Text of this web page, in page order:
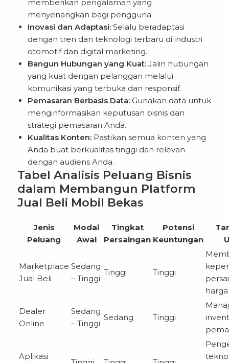
memberikan pengalaman yang
menyenangkan bagi pengguna.
Inovasi dan Adaptasi: Selalu beradaptasi
dengan tren dan teknologi terbaru di industri
otomotif dan digital marketing.
Bangun Hubungan yang Kuat: Jalin hubungan
yang kuat dengan pelanggan melalui
komunikasi yang terbuka dan responsif.
Pemasaran Berbasis Data: Gunakan data untuk
menginformasikan keputusan bisnis dan
strategi pemasaran Anda.
Kualitas Konten: Pastikan semua konten yang
Anda buat berkualitas tinggi dan relevan
dengan audiens Anda.
Tabel Analisis Peluang Bisnis
dalam Membangun Platform
Jual Beli Mobil Bekas
Jenis
Peluang
Modal
Awal
Tingkat
Persaingan
Potensi
Keuntungan
Marketplace
Jual Beli
Sedang
– Tinggi
Tinggi Tinggi
harga
Dealer
Online
Sedang
– Tinggi
Sedang Tinggi
Aplikasi